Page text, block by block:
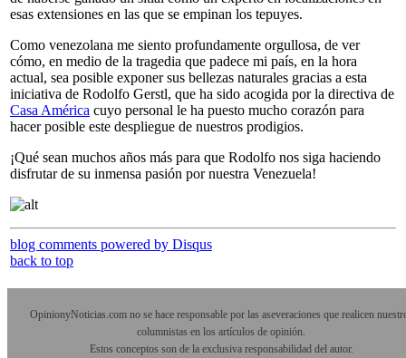
esas extensiones en las que se empinan los tepuyes.
Como venezolana me siento profundamente orgullosa, de ver
cómo, en medio de la tragedia que padece mi país, en la hora
actual, sea posible exponer sus bellezas naturales gracias a esta
iniciativa de Rodolfo Gerstl, que ha sido acogida por la directiva de
Casa América cuyo personal le ha puesto mucho corazón para
hacer posible este despliegue de nuestros prodigios.
¡Qué sean muchos años más para que Rodolfo nos siga haciendo
disfrutar de su inmensa pasión por nuestra Venezuela!
blog comments powered by Disqus
back to top
OpinionyNoticias.com no se hace responsable por las aseveraciones que realicen
columnistas en los artículos de opinión.
Estos conceptos son de la exclusiva responsabilidad del autor.